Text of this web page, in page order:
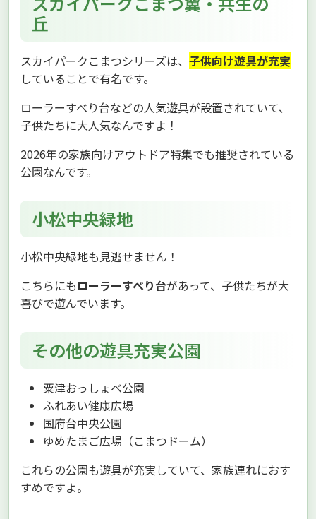
丘
スカイパークこまつシリーズは、 子供向け遊具が充実
していることで有名です。
ローラーすべり台などの人気遊具が設置されていて、
子供たちに大人気なんですよ！
2026年の家族向けアウトドア特集でも推奨されている
公園なんです。
小松中央緑地
小松中央緑地も見逃せません！
こちらにもローラーすべり台があって、子供たちが大
喜びで遊んでいます。
その他の遊具充実公園
粟津おっしょべ公園
ふれあい健康広場
国府台中央公園
ゆめたまご広場（こまつドーム）
これらの公園も遊具が充実していて、家族連れにおす
すめですよ。